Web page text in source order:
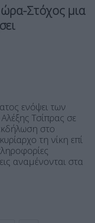
Στόχος μια
ενόψει των
Τσίπρας σε
στο
τη νίκη επί
αναμένονται στα